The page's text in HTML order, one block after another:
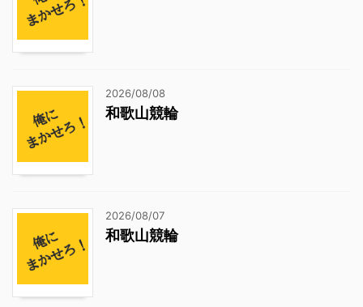
2026/08/08
和歌山競輪
2026/08/07
和歌山競輪